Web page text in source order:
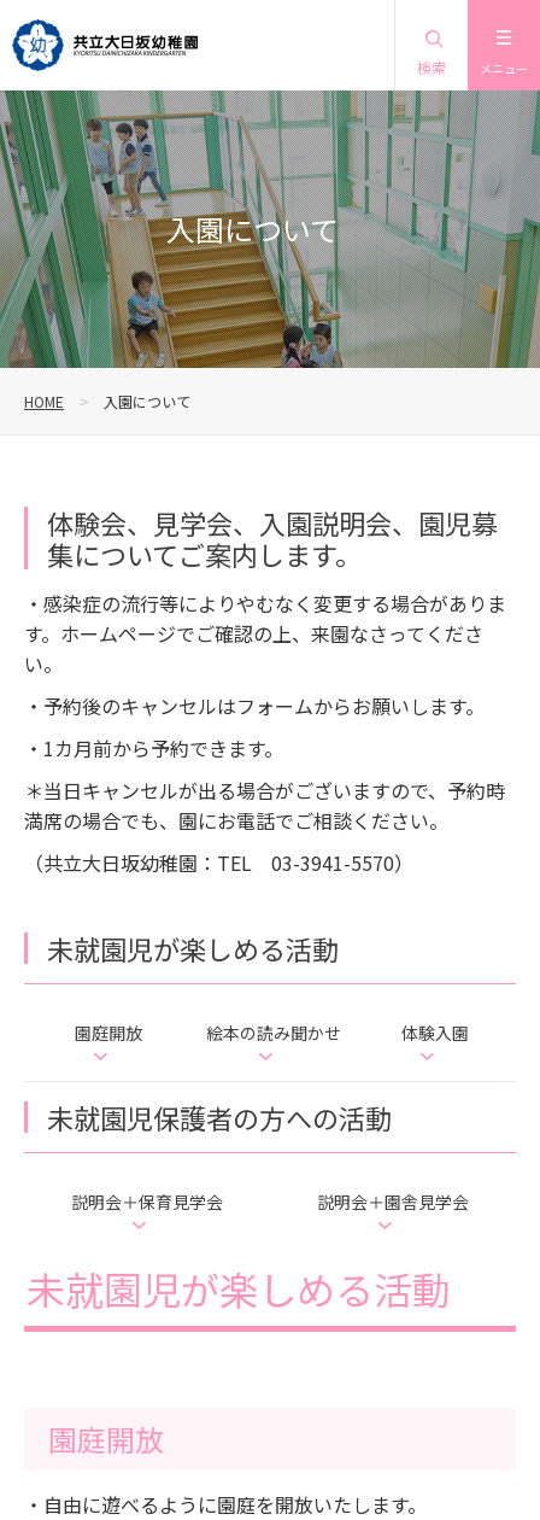
メニュー
検索
入園について
HOME 入園について
体験会、見学会、入園説明会、園児募
集についてご案内します。
・感染症の流行等によりやむなく変更する場合がありま
す。ホームページでご確認の上、来園なさってくださ
い。
・予約後のキャンセルはフォームからお願いします。
・1カ月前から予約できます。
＊当日キャンセルが出る場合がございますので、予約時
満席の場合でも、園にお電話でご相談ください。
（共立大日坂幼稚園：TEL 03-3941-5570）
未就園児が楽しめる活動
園庭開放 絵本の読み聞かせ 体験入園
未就園児保護者の方への活動
説明会＋保育見学会 説明会＋園舎見学会
未就園児が楽しめる活動
園庭開放
・自由に遊べるように園庭を開放いたします。